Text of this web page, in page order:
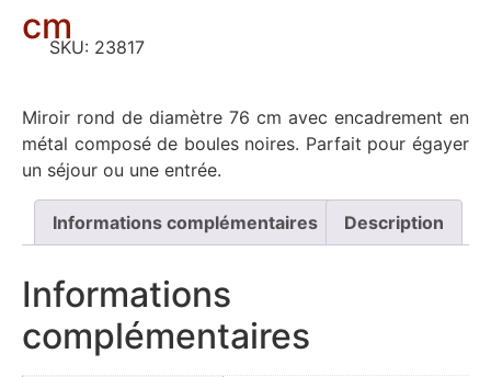
cmSKU: 23817
Miroir rond de diamètre 76 cm avec encadrement en
métal composé de boules noires. Parfait pour égayer
un séjour ou une entrée.
Informations complémentaires Description
Informations
complémentaires